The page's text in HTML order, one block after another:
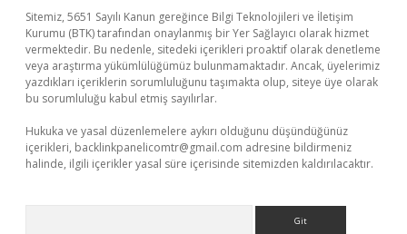
Sitemiz, 5651 Sayılı Kanun gereğince Bilgi Teknolojileri ve İletişim
Kurumu (BTK) tarafından onaylanmış bir Yer Sağlayıcı olarak hizmet
vermektedir. Bu nedenle, sitedeki içerikleri proaktif olarak denetleme
veya araştırma yükümlülüğümüz bulunmamaktadır. Ancak, üyelerimiz
yazdıkları içeriklerin sorumluluğunu taşımakta olup, siteye üye olarak
bu sorumluluğu kabul etmiş sayılırlar.
Hukuka ve yasal düzenlemelere aykırı olduğunu düşündüğünüz
içerikleri, backlinkpanelicomtr@gmail.com adresine bildirmeniz
halinde, ilgili içerikler yasal süre içerisinde sitemizden kaldırılacaktır.